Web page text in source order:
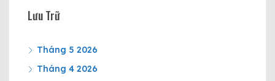
Lưu Trữ
Tháng 5 2026
Tháng 4 2026